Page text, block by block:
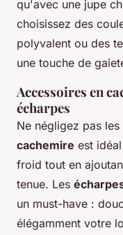
qu'avec une jupe
choisissez des
polyvalent ou des
une touche de
Accessoires en
écharpes
Ne négligez pas
cachemire est
froid tout en
tenue. Les
un must-have :
élégamment votre